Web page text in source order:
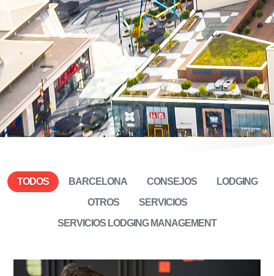
BARCELONA CONSEJOS
LODGING
OTROS
SERVICIOS
SERVICIOS LODGING MANAGEMENT
TODOS